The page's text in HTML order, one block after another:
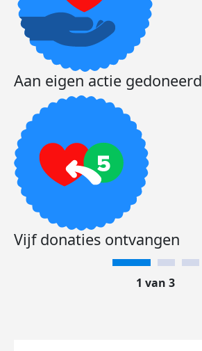
Aan eigen actie gedoneerd
Vijf donaties ontvangen
1 van 3